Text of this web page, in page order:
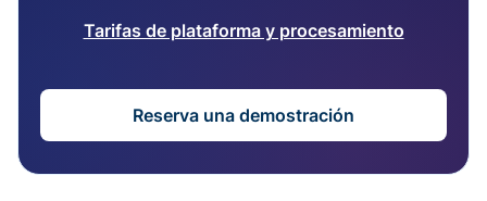
Tarifas de plataforma y procesamiento
Reserva una demostración